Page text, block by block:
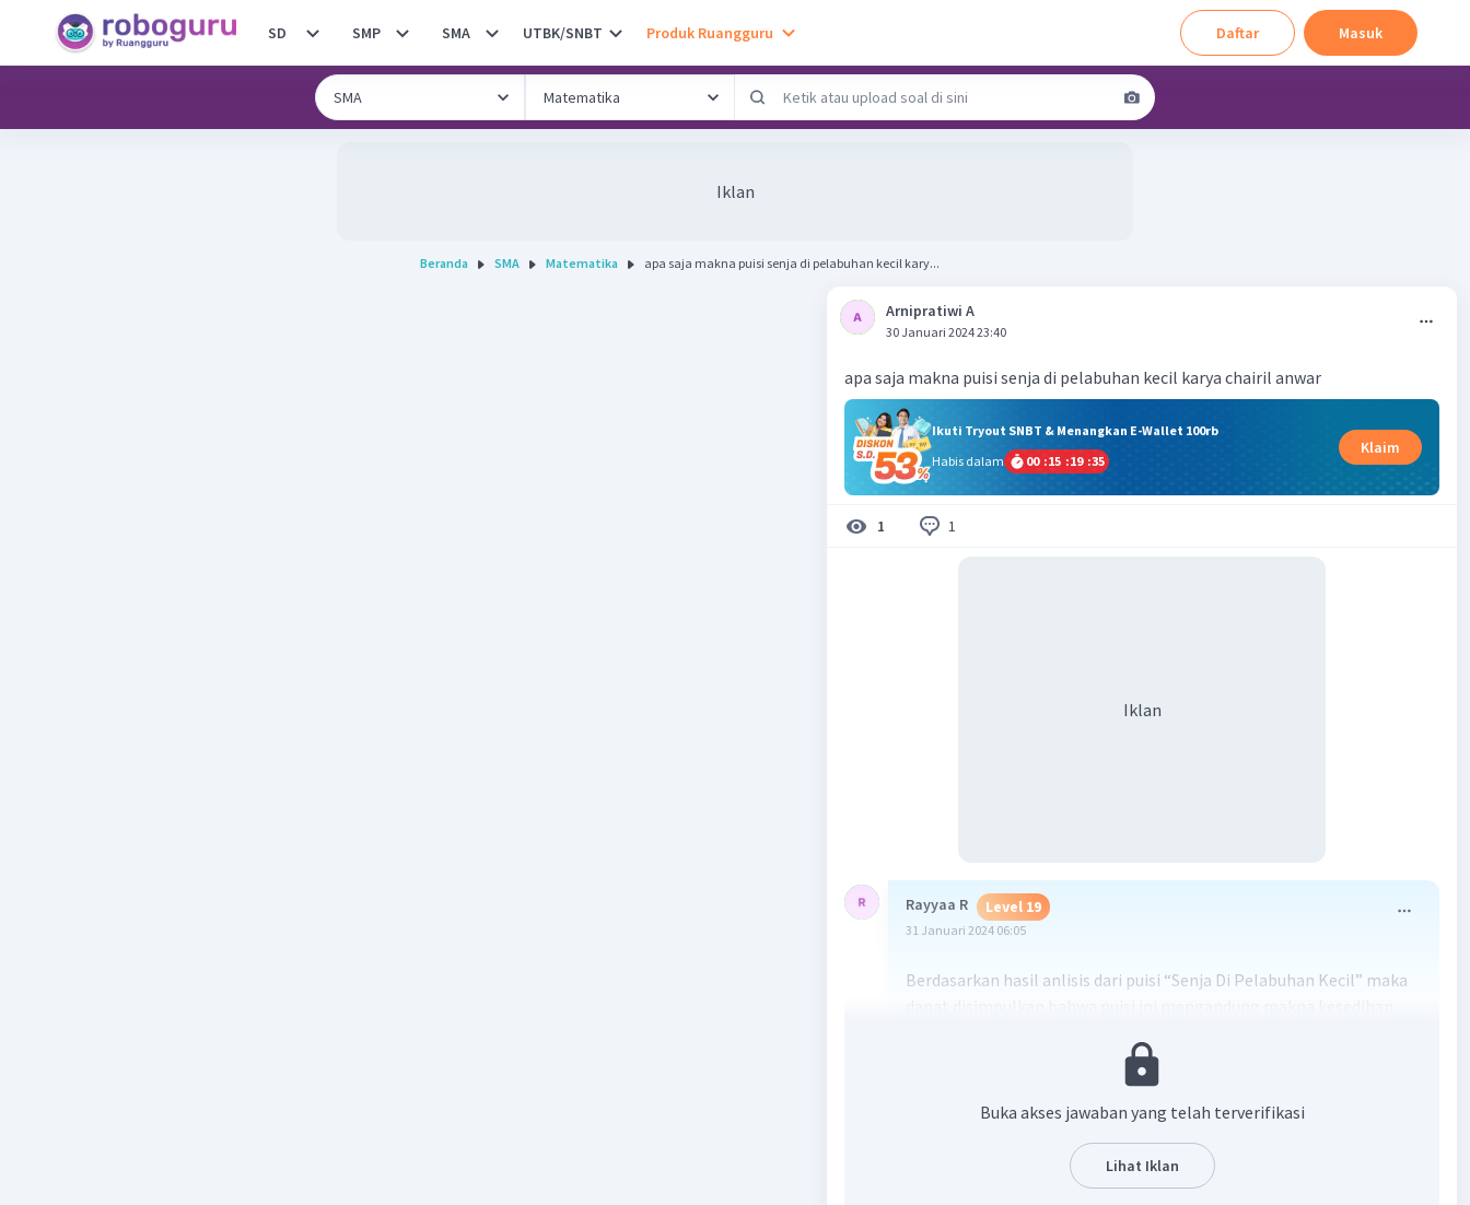
SD SMP SMA UTBK/SNBT Produk Ruangguru Daftar Masuk
Iklan
Beranda SMA Matematika apa saja makna puisi senja di pelabuhan kecil kary...
Arnipratiwi A
30 Januari 2024 23:40
apa saja makna puisi senja di pelabuhan kecil karya chairil anwar
Ikuti Tryout SNBT & Menangkan E-Wallet 100rb
Habis dalam
00 :15 :19 :35
Klaim
1 1
Iklan
Rayyaa R Level 19
31 Januari 2024 06:05
Berdasarkan hasil anlisis dari puisi “Senja Di Pelabuhan Kecil” maka
sebagai manusia kita harus tetap ikhlas atas semua takdir karena di
dunia ini tidak ada yang abadi.
Balas
Buka akses jawaban yang telah terverifikasi
Lihat Iklan